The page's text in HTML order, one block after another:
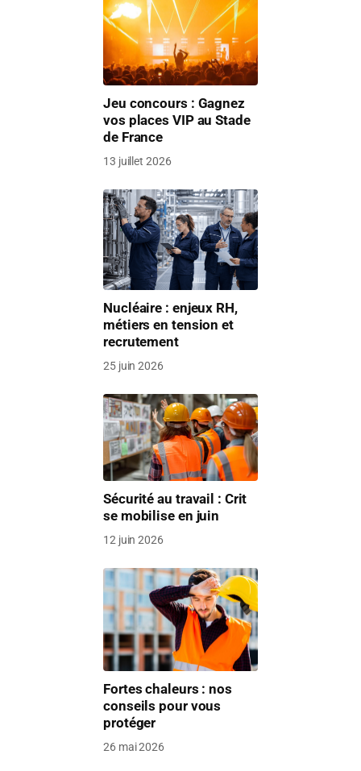
Jeu concours : Gagnez
vos places VIP au Stade
de France
13 juillet 2026
Nucléaire : enjeux RH,
métiers en tension et
recrutement
25 juin 2026
Sécurité au travail : Crit
se mobilise en juin
12 juin 2026
Fortes chaleurs : nos
conseils pour vous
protéger
26 mai 2026